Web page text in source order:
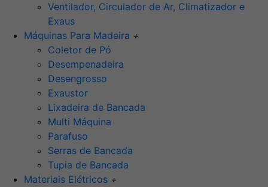
Ventilador, Circulador de Ar, Climatizador e
Exaus
Máquinas Para Madeira +
Coletor de Pó
Desempenadeira
Desengrosso
Exaustor
Lixadeira de Bancada
Multi Máquina
Parafuso
Serras de Bancada
Tupia de Bancada
Materiais Elétricos +